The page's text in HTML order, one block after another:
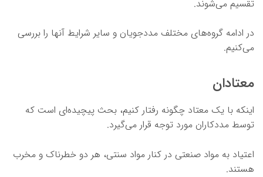
تقسیم می‌شوند.
در ادامه گروه‌های مختلف مددجویان و سایر شرایط آنها را بررسی
می‌کنیم.
معتادان
اینکه با یک معتاد چگونه رفتار کنیم، بحث پیچیده‌ای است که
توسط مددکاران مورد توجه قرار می‌گیرد.
اعتیاد به مواد صنعتی در کنار مواد سنتی، هر دو خطرناک و مخرب
هستند.